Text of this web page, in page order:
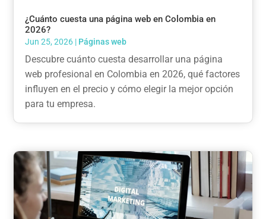
¿Cuánto cuesta una página web en Colombia en
2026?
Jun 25, 2026 | Páginas web
Descubre cuánto cuesta desarrollar una página
web profesional en Colombia en 2026, qué factores
influyen en el precio y cómo elegir la mejor opción
para tu empresa.